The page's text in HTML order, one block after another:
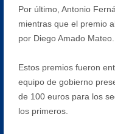
Por último, Antonio
mientras que el premio
por Diego Amado Mateo.
Estos premios fueron
equipo de gobierno
de 100 euros para los
los primeros.